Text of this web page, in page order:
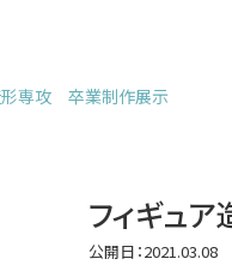
形専攻 卒業制作展示
フィギュ
公開日：2021.03.08